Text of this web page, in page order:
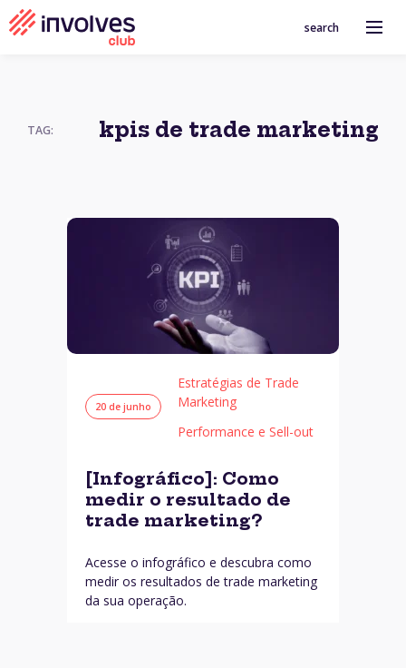
search
TAG: kpis de trade marketing
20 de junho
Estratégias de Trade
Marketing
Performance e Sell-out
[Infográfico]: Como
medir o resultado de
trade marketing?
Acesse o infográfico e descubra como
medir os resultados de trade marketing
da sua operação.